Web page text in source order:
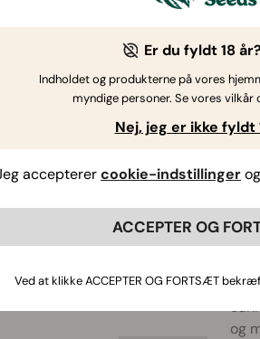
223
Der
og
Er du fyldt 18 år?
Indholdet og produkterne på vores
myndige personer. Se vores vilkår
Nej, jeg er ikke fyldt
accepterercookie-indstillingerog
ACCEPTER OG
Ved at klikke ACCEPTER OG FORTSÆT